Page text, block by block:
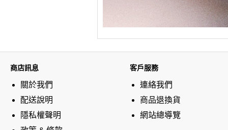
商店訊息
關於我們
配送說明
隱私權聲明
客戶服務
連絡我們
商品退換貨
網站總導覽